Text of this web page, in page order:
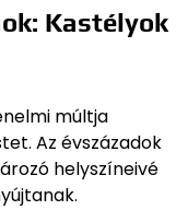
Kastélyok
múltja
Az évszázadok
helyszíneivé